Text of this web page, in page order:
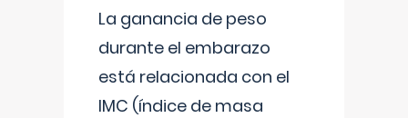
La ganancia de peso
durante el embarazo
está relacionada con el
IMC (índice de masa